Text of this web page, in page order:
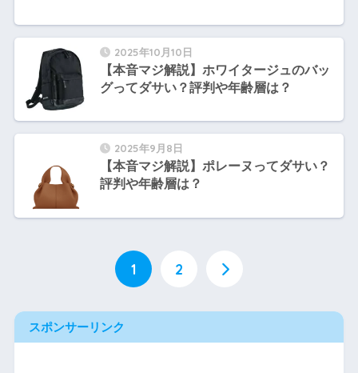
2025年10月10日
【本音マジ解説】ホワイタージュのバッ
グってダサい？評判や年齢層は？
2025年9月8日
【本音マジ解説】ポレーヌってダサい？
評判や年齢層は？
1 2
スポンサーリンク